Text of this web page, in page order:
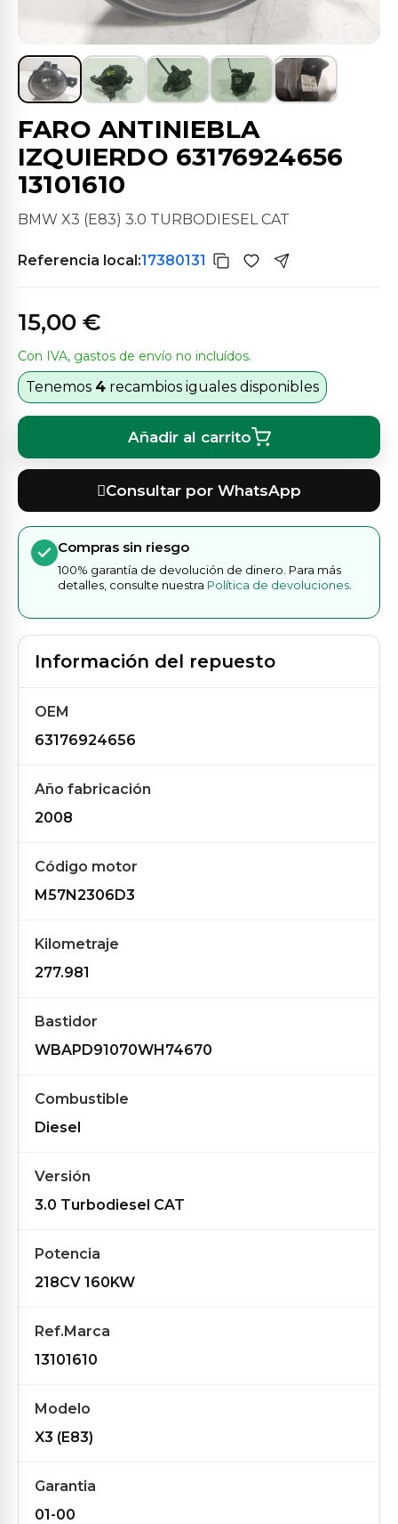
FARO ANTINIEBLA
IZQUIERDO 63176924656
13101610
BMW X3 (E83) 3.0 TURBODIESEL CAT
Referencia local:17380131
15,00 €
Con IVA, gastos de envío no incluídos.
Tenemos 4 recambios iguales disponibles
Añadir al carrito
Consultar por WhatsApp
Compras sin riesgo
100% garantía de devolución de dinero. Para más
detalles, consulte nuestra Política de devoluciones
Información del repuesto
OEM
63176924656
Año fabricación
2008
Código motor
M57N2306D3
Kilometraje
277.981
Bastidor
WBAPD91070WH74670
Combustible
Diesel
Versión
3.0 Turbodiesel CAT
Potencia
218CV 160KW
Ref.Marca
13101610
Modelo
X3 (E83)
Garantia
01-00